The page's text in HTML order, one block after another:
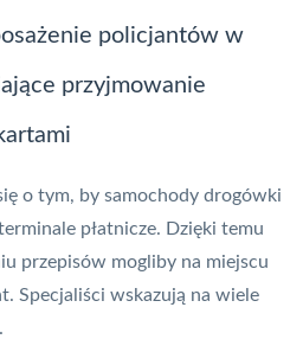
policjantów w
przyjmowanie
o tym, by samochody drogówki
płatnicze. Dzięki temu
przepisów mogliby na miejscu
Specjaliści wskazują na wiele